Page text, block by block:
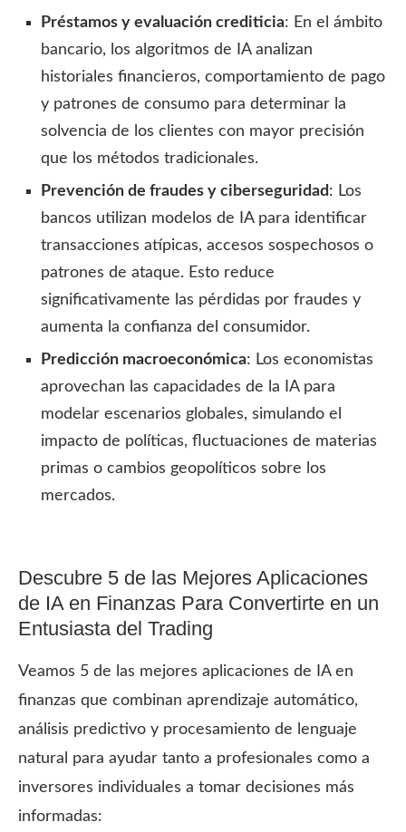
Préstamos y evaluación crediticia: En el ámbito
bancario, los algoritmos de IA analizan
historiales financieros, comportamiento de pago
y patrones de consumo para determinar la
solvencia de los clientes con mayor precisión
que los métodos tradicionales.
Prevención de fraudes y ciberseguridad: Los
bancos utilizan modelos de IA para identificar
transacciones atípicas, accesos sospechosos o
patrones de ataque. Esto reduce
significativamente las pérdidas por fraudes y
aumenta la confianza del consumidor.
Predicción macroeconómica: Los economistas
aprovechan las capacidades de la IA para
modelar escenarios globales, simulando el
impacto de políticas, fluctuaciones de materias
primas o cambios geopolíticos sobre los
mercados.
Descubre 5 de las Mejores Aplicaciones
de IA en Finanzas Para Convertirte en un
Entusiasta del Trading
Veamos 5 de las mejores aplicaciones de IA en
finanzas que combinan aprendizaje automático,
análisis predictivo y procesamiento de lenguaje
natural para ayudar tanto a profesionales como a
inversores individuales a tomar decisiones más
informadas: